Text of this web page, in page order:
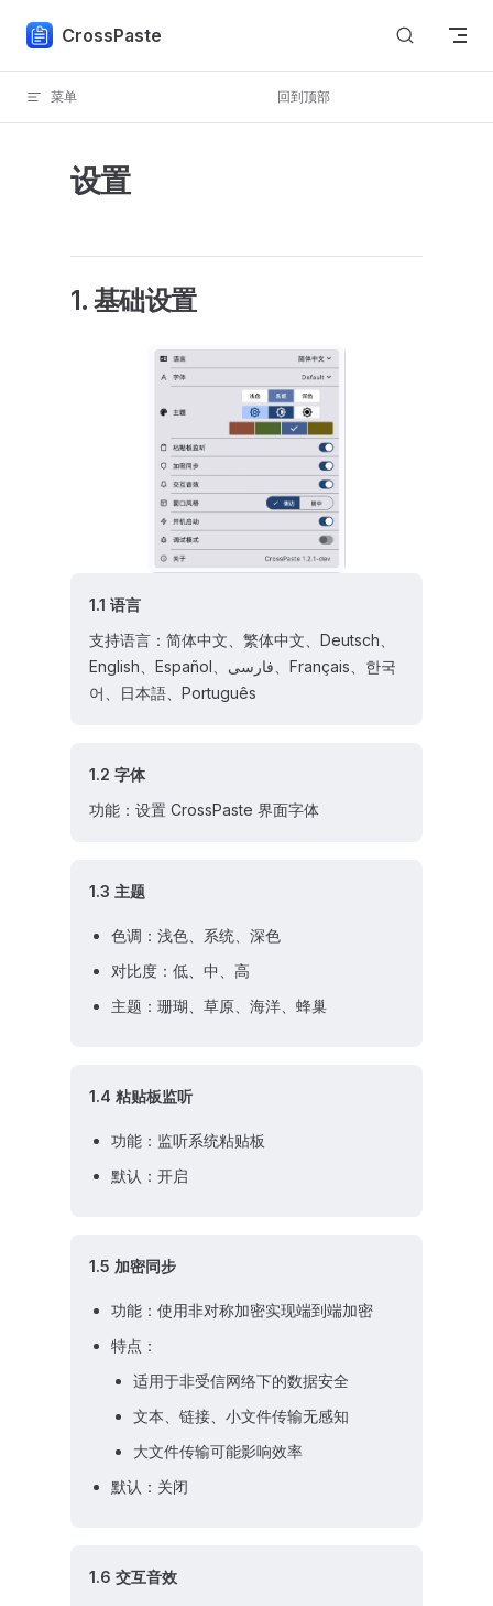
Skip to content
CrossPaste
菜单 回到顶部
设置
1. 基础设置
1.1 语言
支持语言：简体中文、繁体中文、Deutsch、
English、Español、فارسی、Français、한국
어、日本語、Português
1.2 字体
功能：设置 CrossPaste 界面字体
1.3 主题
色调：浅色、系统、深色
对比度：低、中、高
主题：珊瑚、草原、海洋、蜂巢
1.4 粘贴板监听
功能：监听系统粘贴板
默认：开启
1.5 加密同步
功能：使用非对称加密实现端到端加密
特点：
适用于非受信网络下的数据安全
文本、链接、小文件传输无感知
大文件传输可能影响效率
默认：关闭
1.6 交互音效